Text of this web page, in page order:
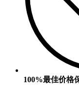
100%最佳价格